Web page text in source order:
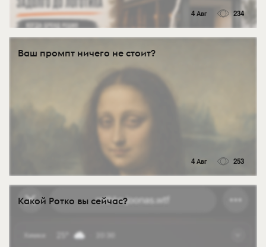
4 Авг 234
Ваш промпт ничего не стоит?
4 Авг 253
Какой Ротко вы сейчас?